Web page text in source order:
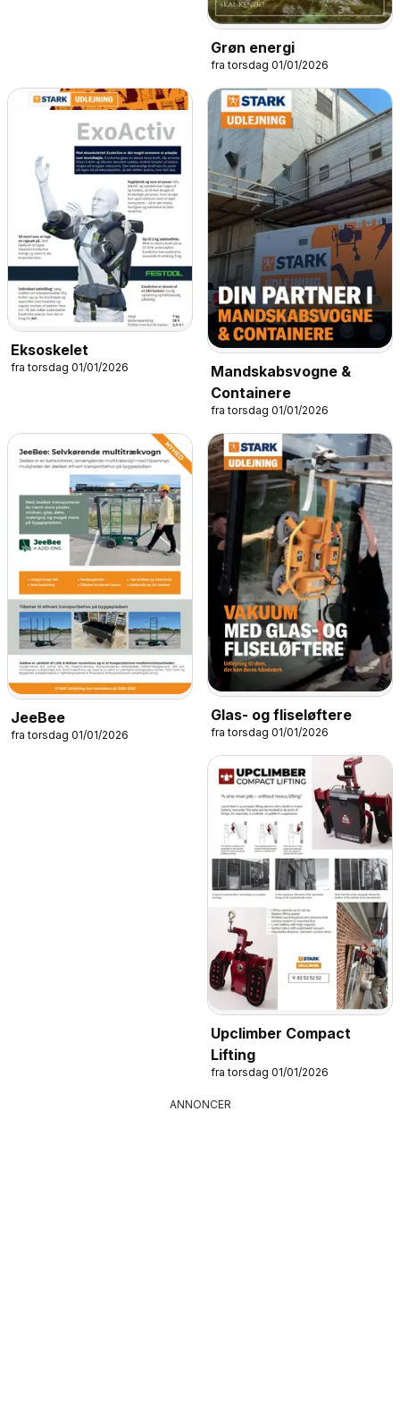
Grøn energi
fra torsdag 01/01/2026
Eksoskelet
fra torsdag 01/01/2026
Mandskabsvogne &
Containere
fra torsdag 01/01/2026
JeeBee
fra torsdag 01/01/2026
Glas- og fliseløftere
fra torsdag 01/01/2026
Upclimber Compact
Lifting
fra torsdag 01/01/2026
ANNONCER